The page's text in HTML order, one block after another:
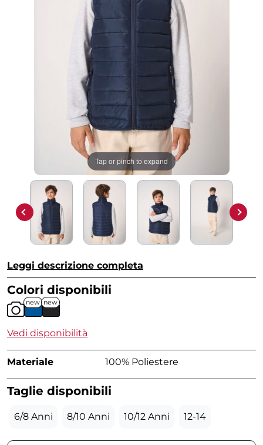
Tap or pinch to expand
Leggi descrizione completa
Colori disponibili
new new
Vedi disponibilità
Materiale 100% Poliestere
Taglie disponibili
6/8 Anni 8/10 Anni 10/12 Anni 12-14